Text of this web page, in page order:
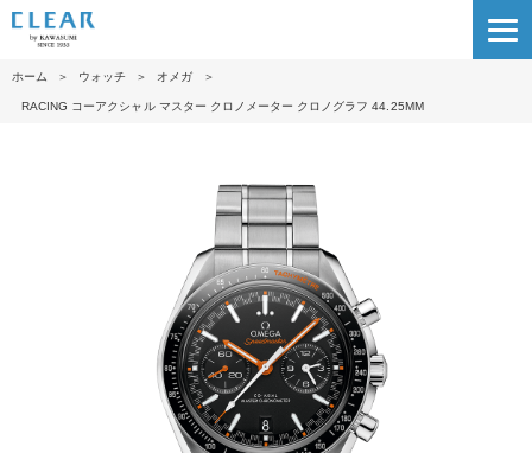
ホーム ＞ ウォッチ ＞ オメガ ＞
RACIN G コーアクシャル マスター クロノメーター クロノグラフ 44.25M M